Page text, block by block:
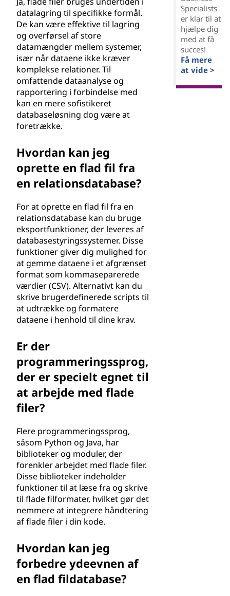
datalagring til specifikke formål.
De kan være effektive til lagring
og overførsel af store
datamængder mellem systemer,
især når dataene ikke kræver
komplekse relationer. Til
omfattende dataanalyse og
rapportering i forbindelse med
kan en mere sofistikeret
databaseløsning dog være at
foretrække.
Hvordan kan jeg
oprette en flad fil fra
en relationsdatabase?
For at oprette en flad fil fra en
relationsdatabase kan du bruge
eksportfunktioner, der leveres af
databasestyringssystemer. Disse
funktioner giver dig mulighed for
at gemme dataene i et afgrænset
format som kommaseparerede
værdier (CSV). Alternativt kan du
skrive brugerdefinerede scripts til
at udtrække og formatere
dataene i henhold til dine krav.
Er der
programmeringssprog,
der er specielt egnet til
at arbejde med flade
filer?
Flere programmeringssprog,
såsom Python og Java, har
biblioteker og moduler, der
forenkler arbejdet med flade filer.
Disse biblioteker indeholder
funktioner til at læse fra og skrive
til flade filformater, hvilket gør det
nemmere at integrere håndtering
af flade filer i din kode.
Hvordan kan jeg
forbedre ydeevnen af
en flad fildatabase?
Specialists
er klar til at
hjælpe dig
med at få
succes!
Få mere
at vide >